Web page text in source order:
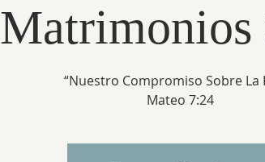
Matrimonios
“Nuestro Compromiso Sobre La
Mateo 7:24